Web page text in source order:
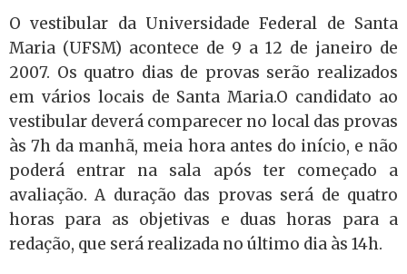
O vestibular da Universidade Federal de Santa
Maria (UFSM) acontece de 9 a 12 de janeiro de
2007. Os quatro dias de provas serão realizados
em vários locais de Santa Maria.O candidato ao
vestibular deverá comparecer no local das provas
às 7h da manhã, meia hora antes do início, e não
poderá entrar na sala após ter começado a
avaliação. A duração das provas será de quatro
horas para as objetivas e duas horas para a
redação, que será realizada no último dia às 14h.